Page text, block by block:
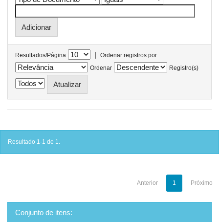
Resultados/Página |
Ordenar registros por
Ordenar
Registro(s)
Resultado 1-1 de 1.
Anterior 1 Próximo
Conjunto de itens: